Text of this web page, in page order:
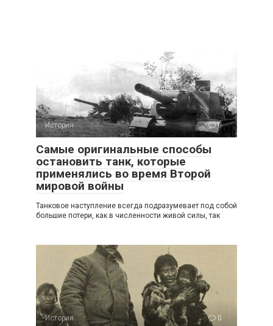
История 0
Самые оригинальные способы
остановить танк, которые
применялись во время Второй
мировой войны
Танковое наступление всегда подразумевает под собой
большие потери, как в численности живой силы, так
История 0